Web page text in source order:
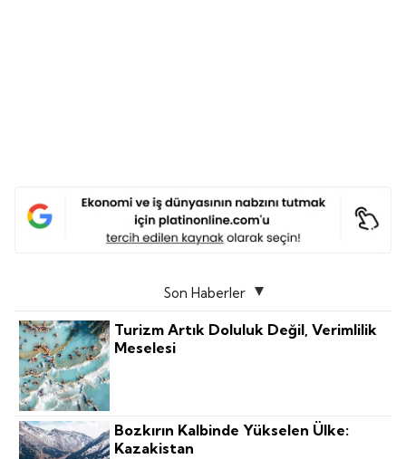
Son Haberler
Turizm Artık Doluluk Değil, Verimlilik
Meselesi
Bozkırın Kalbinde Yükselen Ülke:
Kazakistan